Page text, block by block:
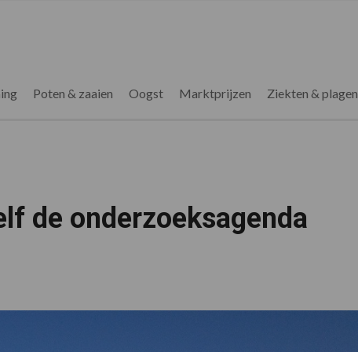
Poten & zaaien Oogst Marktprijzen Ziekten & plagen
de onderzoeksagenda